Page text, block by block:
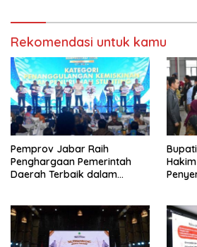
Rekomendasi untuk kamu
Pemprov Jabar Raih
Penghargaan Pemerintah
Daerah Terbaik dalam